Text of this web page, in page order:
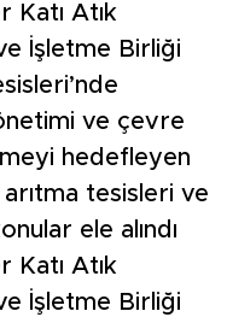
Katı Atık
İşletme Birliği
ve çevre
hedefleyen
tesisleri ve
ele alındı
Katı Atık
İşletme Birliği